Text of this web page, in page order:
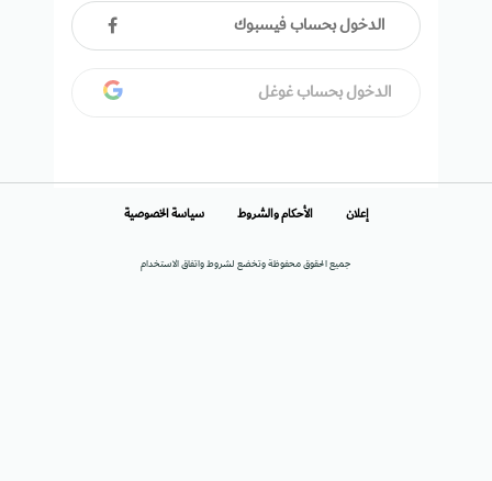
الدخول بحساب فيسبوك
الدخول بحساب غوغل
جميع الحقوق محفوظة وتخضع لشروط واتفاق الاستخدام
إعلان الأحكام والشروط سياسة الخصوصية